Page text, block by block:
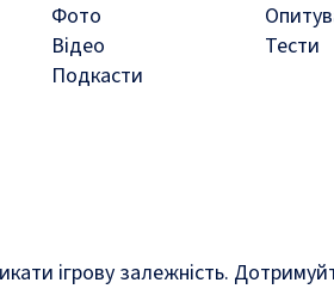
Фото
Відео
Подкасти
Тести
ігрову залежність.